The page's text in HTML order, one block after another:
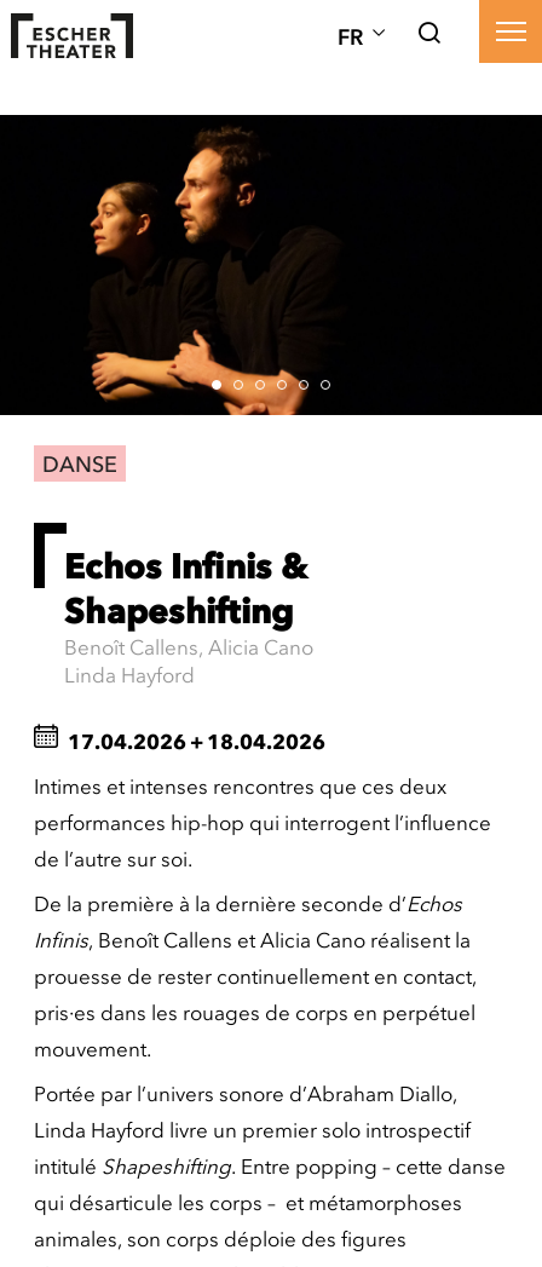
FR
DANSE
Echos Infinis &
Shapeshifting
Benoît Callens, Alicia Cano
Linda Hayford
17.04.2026 + 18.04.2026
Intimes et intenses rencontres que ces deux
performances hip-hop qui interrogent l’influence
de l’autre sur soi.
De la première à la dernière seconde d’Echos
Infinis, Benoît Callens et Alicia Cano réalisent la
prouesse de rester continuellement en contact,
pris·es dans les rouages de corps en perpétuel
mouvement.
Portée par l’univers sonore d’Abraham Diallo,
Linda Hayford livre un premier solo introspectif
intitulé Shapeshifting. Entre popping – cette danse
qui désarticule les corps – et métamorphoses
animales, son corps déploie des figures